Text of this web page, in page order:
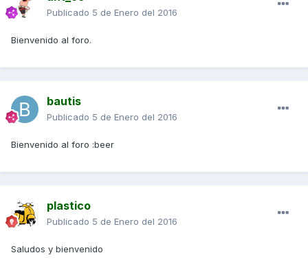
Publicado 5 de Enero del 2016
Bienvenido al foro.
bautis
Publicado 5 de Enero del 2016
Bienvenido al foro :beer
plastico
Publicado 5 de Enero del 2016
Saludos y bienvenido